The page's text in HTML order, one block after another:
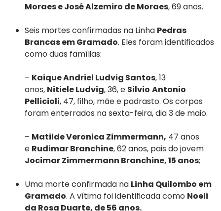
Moraes e José Alzemiro de Moraes, 69 anos.
Seis mortes confirmadas na Linha Pedras
Brancas em Gramado. Eles foram identificados
como duas famílias:
– Kaique Andriel Ludvig Santos, 13
anos, Nitiele Ludvig, 36, e Silvio Antonio
Pellicioli, 47, filho, mãe e padrasto. Os corpos
foram enterrados na sexta-feira, dia 3 de maio.
– Matilde Veronica Zimmermann, 47 anos
e Rudimar Branchine, 62 anos, pais do jovem
Jocimar Zimmermann Branchine, 15 anos;
Uma morte confirmada na Linha Quilombo em
Gramado. A vítima foi identificada como Noeli
da Rosa Duarte, de 56 anos.